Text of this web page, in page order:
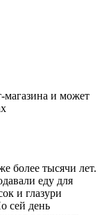
магазина и может
более тысячи лет.
еду для
и глазури
сей день